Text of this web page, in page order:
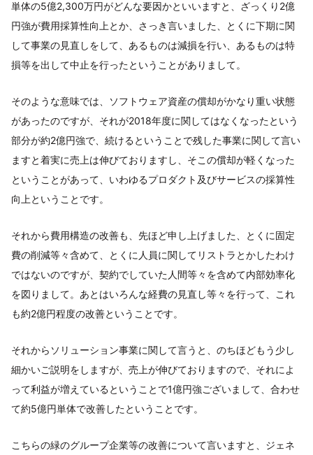
単体の5億2,300万円がどんな要因かといいますと、ざっくり2億
円強が費用採算性向上とか、さっき言いました、とくに下期に関
して事業の見直しをして、あるものは減損を行い、あるものは特
損等を出して中止を行ったということがありまして。
そのような意味では、ソフトウェア資産の償却がかなり重い状態
があったのですが、それが2018年度に関してはなくなったという
部分が約2億円強で、続けるということで残した事業に関して言い
ますと着実に売上は伸びておりますし、そこの償却が軽くなった
ということがあって、いわゆるプロダクト及びサービスの採算性
向上ということです。
それから費用構造の改善も、先ほど申し上げました、とくに固定
費の削減等々含めて、とくに人員に関してリストラとかしたわけ
ではないのですが、契約でしていた人間等々を含めて内部効率化
を図りまして。あとはいろんな経費の見直し等々を行って、これ
も約2億円程度の改善ということです。
それからソリューション事業に関して言うと、のちほどもう少し
細かいご説明をしますが、売上が伸びておりますので、それによ
って利益が増えているということで1億円強ございまして、合わせ
て約5億円単体で改善したということです。
こちらの緑のグループ企業等の改善について言いますと、ジェネ